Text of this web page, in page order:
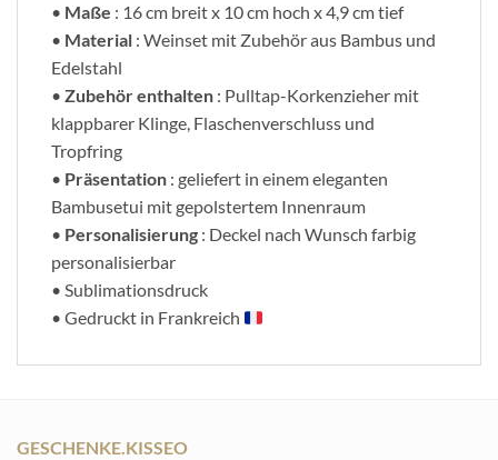
• Maße : 16 cm breit x 10 cm hoch x 4,9 cm tief
• Material : Weinset mit Zubehör aus Bambus und
Edelstahl
• Zubehör enthalten : Pulltap-Korkenzieher mit
klappbarer Klinge, Flaschenverschluss und
Tropfring
• Präsentation : geliefert in einem eleganten
Bambusetui mit gepolstertem Innenraum
• Personalisierung : Deckel nach Wunsch farbig
personalisierbar
• Sublimationsdruck
• Gedruckt in Frankreich
GESCHENKE.KISSEO